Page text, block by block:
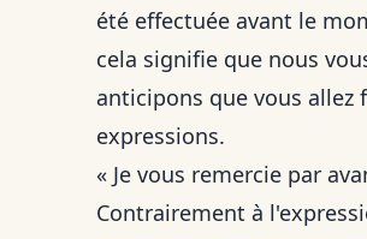
été effectuée avant le
cela signifie que nous
anticipons que vous allez
expressions.
« Je vous remercie par
Contrairement à